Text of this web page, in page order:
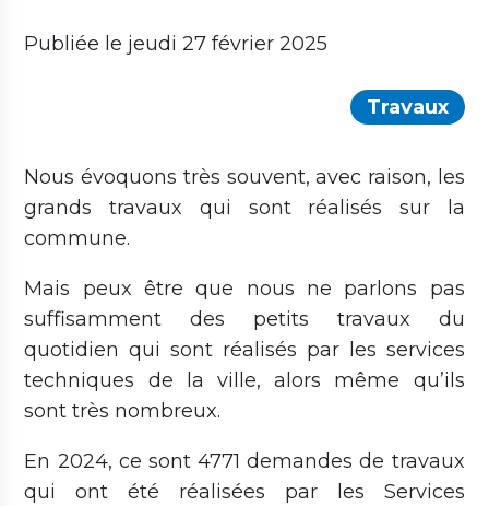
Publiée le jeudi 27 février 2025
Travaux
Nous évoquons très souvent, avec raison, les
grands travaux qui sont réalisés sur la
commune.
Mais peux être que nous ne parlons pas
suffisamment des petits travaux du
quotidien qui sont réalisés par les services
techniques de la ville, alors même qu’ils
sont très nombreux.
En 2024, ce sont 4771 demandes de travaux
qui ont été réalisées par les Services